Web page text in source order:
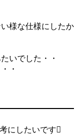
様な仕様にしたか
いでした・・
・
にしたいです